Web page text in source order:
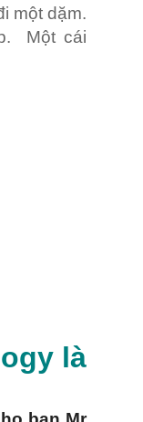
một dặm.
Một cái
là